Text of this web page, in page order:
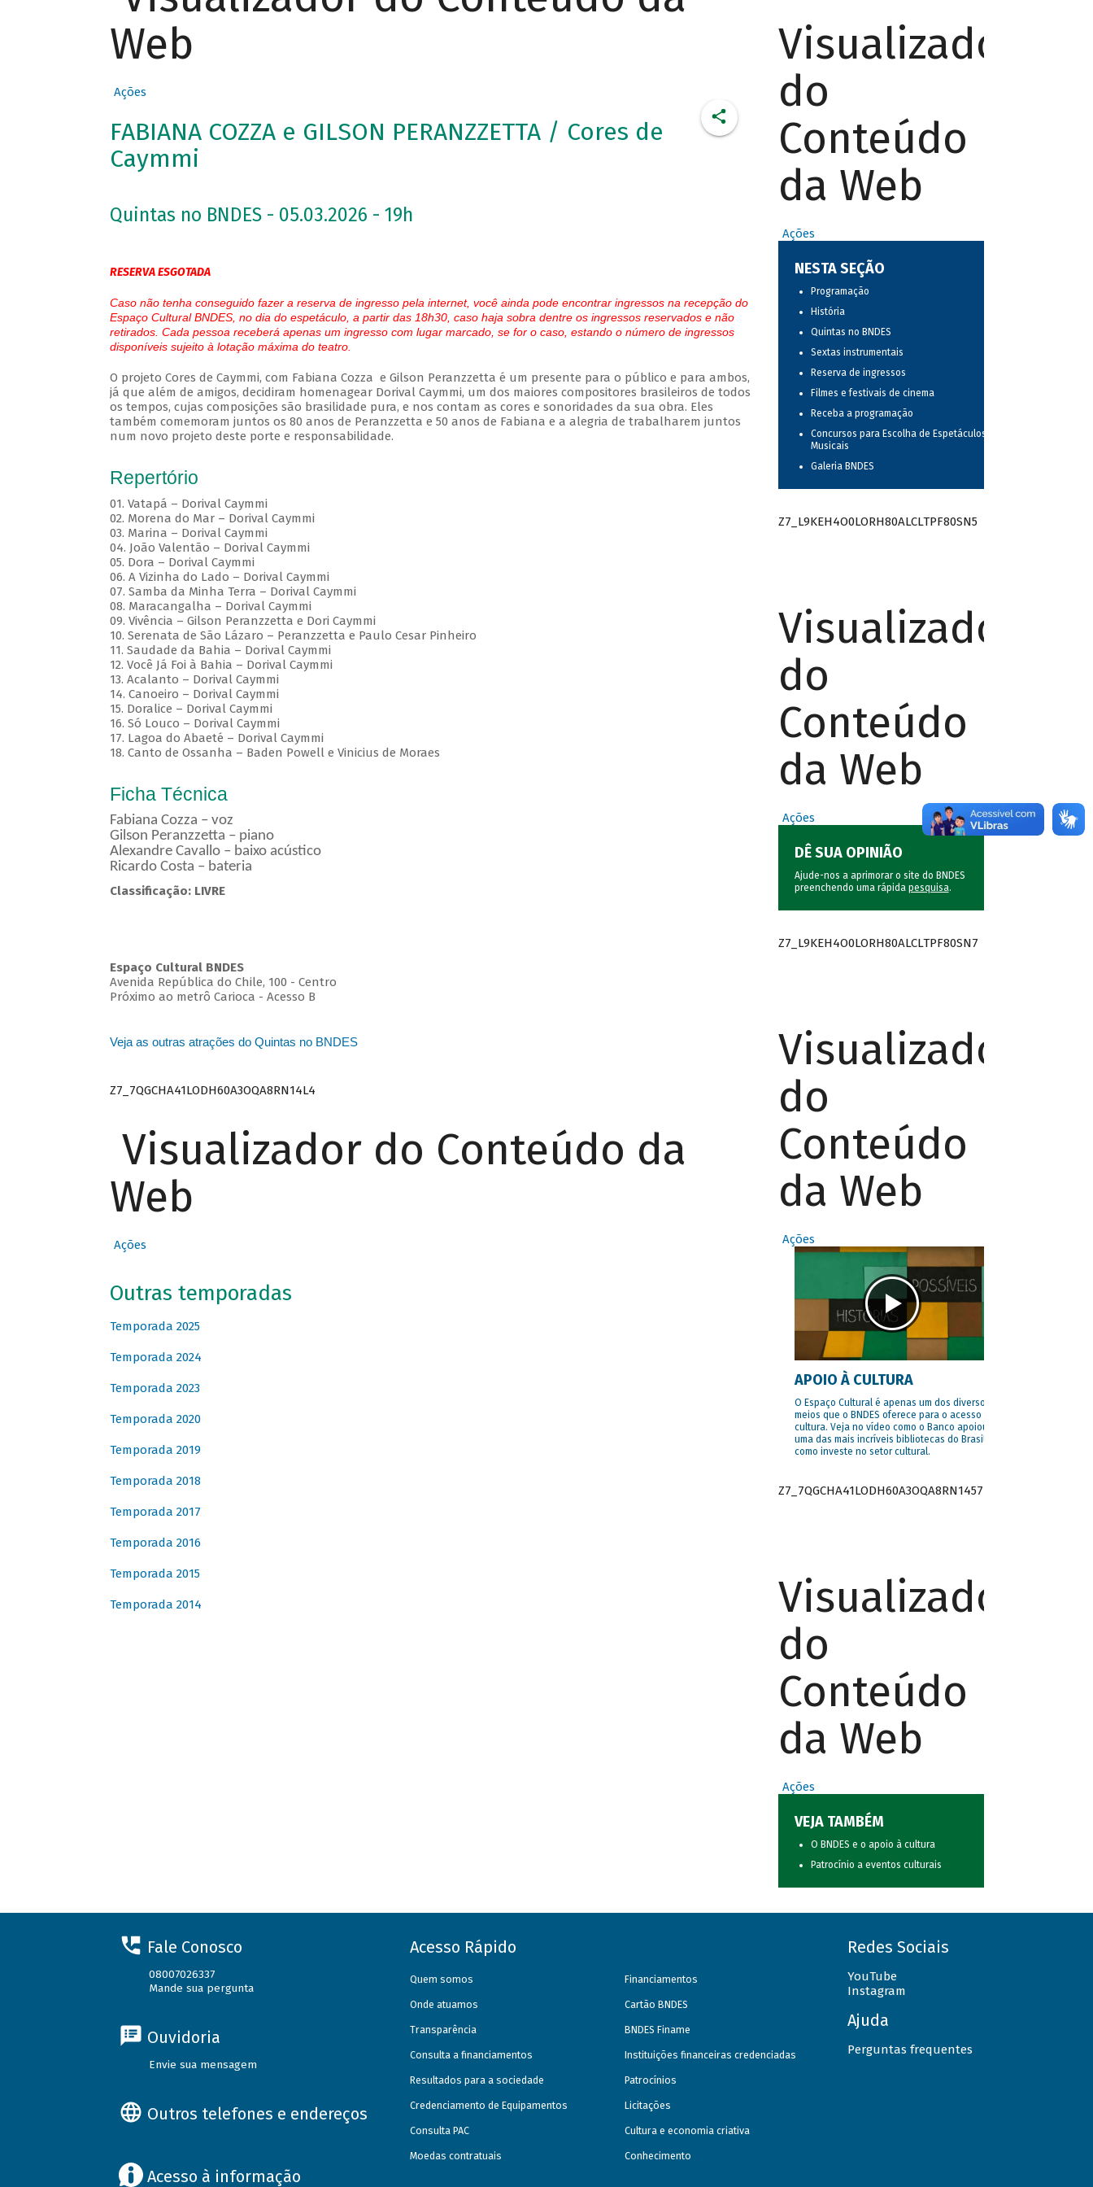
Web
Ações
FABIANA COZZA e GILSON PERANZZETTA / Cores de
Caymmi
Quintas no BNDES - 05.03.2026 - 19h
RESERVA ESGOTADA
Caso não tenha conseguido fazer a reserva de ingresso pela internet, você ainda pode encontrar ingressos na recepção do
Espaço Cultural BNDES, no dia do espetáculo, a partir das 18h30, caso haja sobra dentre os ingressos reservados e não
retirados. Cada pessoa receberá apenas um ingresso com lugar marcado, se for o caso, estando o número de ingressos
disponíveis sujeito à lotação máxima do teatro.
O projeto Cores de Caymmi, com Fabiana Cozza e Gilson Peranzzetta é um presente para o público e para ambos,
já que além de amigos, decidiram homenagear Dorival Caymmi, um dos maiores compositores brasileiros de todos
os tempos, cujas composições são brasilidade pura, e nos contam as cores e sonoridades da sua obra. Eles
também comemoram juntos os 80 anos de Peranzzetta e 50 anos de Fabiana e a alegria de trabalharem juntos
num novo projeto deste porte e responsabilidade.
Repertório
01. Vatapá – Dorival Caymmi
02. Morena do Mar – Dorival Caymmi
03. Marina – Dorival Caymmi
04. João Valentão – Dorival Caymmi
05. Dora – Dorival Caymmi
06. A Vizinha do Lado – Dorival Caymmi
07. Samba da Minha Terra – Dorival Caymmi
08. Maracangalha – Dorival Caymmi
09. Vivência – Gilson Peranzzetta e Dori Caymmi
10. Serenata de São Lázaro – Peranzzetta e Paulo Cesar Pinheiro
11. Saudade da Bahia – Dorival Caymmi
12. Você Já Foi à Bahia – Dorival Caymmi
13. Acalanto – Dorival Caymmi
14. Canoeiro – Dorival Caymmi
15. Doralice – Dorival Caymmi
16. Só Louco – Dorival Caymmi
17. Lagoa do Abaeté – Dorival Caymmi
18. Canto de Ossanha – Baden Powell e Vinicius de Moraes
Ficha Técnica
Fabiana Cozza – voz
Gilson Peranzzetta – piano
Alexandre Cavallo – baixo acústico
Ricardo Costa – bateria
Classificação: LIVRE
Espaço Cultural BNDES
Avenida República do Chile, 100 - Centro
Próximo ao metrô Carioca - Acesso B
Veja as outras atrações do Quintas no BNDES
Z7_7QGCHA41LODH60A3OQA8RN14L4
Visualizador do Conteúdo da
Web
Ações
Outras temporadas
Temporada 2025
Temporada 2024
Temporada 2023
Temporada 2020
Temporada 2019
Temporada 2018
Temporada 2017
Temporada 2016
Temporada 2015
Temporada 2014
Visualizador
do
Conteúdo
da Web
Ações
NESTA SEÇÃO
Programação
História
Quintas no BNDES
Sextas instrumentais
Reserva de ingressos
Filmes e festivais de cinema
Receba a programação
Concursos para Escolha de Espetáculos
Musicais
Galeria BNDES
Z7_L9KEH4O0LORH80ALCLTPF80SN5
Visualizador
do
Conteúdo
da Web
Ações
DÊ SUA OPINIÃO
Ajude-nos a aprimorar o site do BNDES
preenchendo uma rápida pesquisa.
Z7_L9KEH4O0LORH80ALCLTPF80SN7
Visualizador
do
Conteúdo
da Web
Ações
APOIO À CULTURA
O Espaço Cultural é apenas um dos diversos
meios que o BNDES oferece para o acesso à
cultura. Veja no vídeo como o Banco apoiou
uma das mais incríveis bibliotecas do Brasil e
como investe no setor cultural.
Z7_7QGCHA41LODH60A3OQA8RN1457
Visualizador
do
Conteúdo
da Web
Ações
VEJA TAMBÉM
O BNDES e o apoio à cultura
Patrocínio a eventos culturais
Fale Conosco
08007026337
Mande sua pergunta
Ouvidoria
Envie sua mensagem
Outros telefones e endereços
Acesso à informação
Acesso Rápido
Quem somos
Onde atuamos
Transparência
Consulta a financiamentos
Resultados para a sociedade
Credenciamento de Equipamentos
Consulta PAC
Moedas contratuais
Financiamentos
Cartão BNDES
BNDES Finame
Instituições financeiras credenciadas
Patrocínios
Licitações
Cultura e economia criativa
Conhecimento
Redes Sociais
YouTube
Instagram
Ajuda
Perguntas frequentes